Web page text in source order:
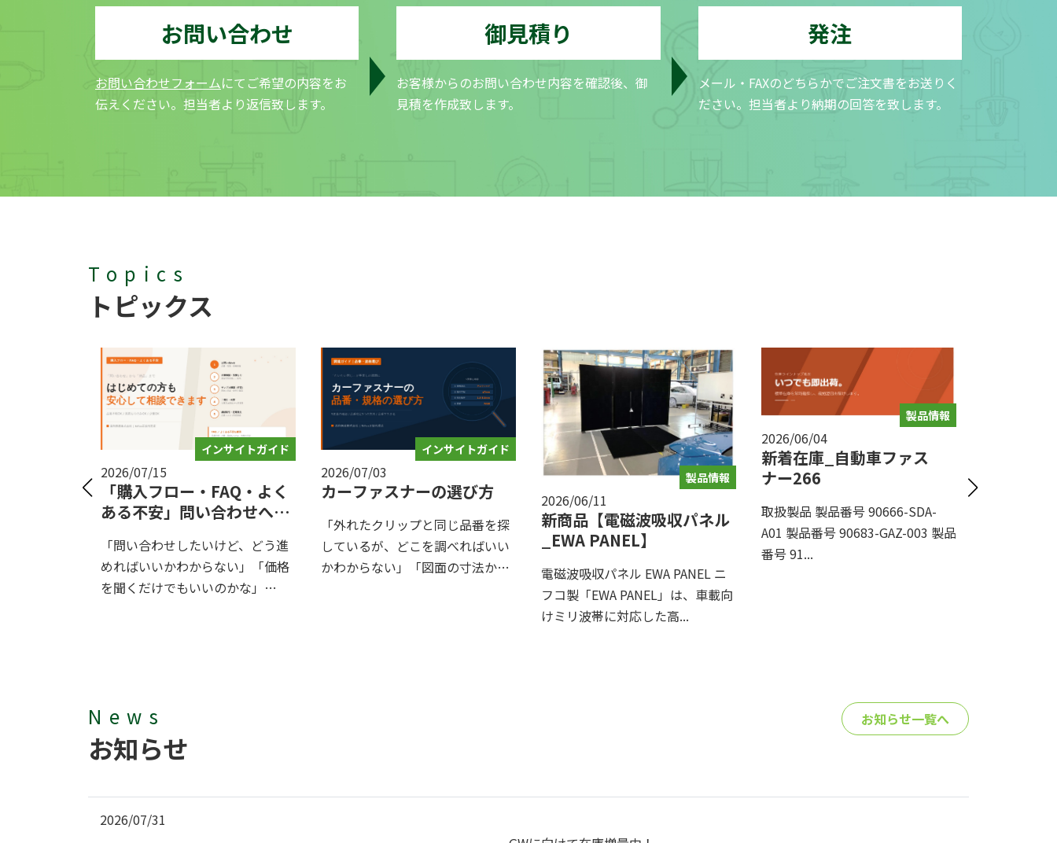
お問い合わせ
お問い合わせフォームにてご希望の内容をお
伝えください。担当者より返信致します。
御見積り
お客様からのお問い合わせ内容を確認後、御
見積を作成致します。
発注
メール・FAXのどちらかでご注文書をお送りく
ださい。担当者より納期の回答を致します。
Topics
トピックス
2026/07/15
「購入フロー・FAQ・よく
ある不安」問い合わせへの
「問い合わせしたいけど、どう進
めればいいかわからない」「価格
を聞くだけでもいいのかな」——
インサイトガイド
2026/07/03
カーファスナーの選び方
「外れたクリップと同じ品番を探
しているが、どこを調べればいい
かわからない」「図面の寸法から
インサイトガイド
2026/06/11
新商品【電磁波吸収パネル
_EWA PANEL】
電磁波吸収パネル EWA PANEL ニ
フコ製「EWA PANEL」は、車載向
けミリ波帯に対応した高...
製品情報
2026/06/04
新着在庫_自動車ファス
ナー266
取扱製品 製品番号 90666-SDA-
A01 製品番号 90683-GAZ-003 製品
番号 91...
製品情報
News
お知らせ
お知らせ一覧へ
2026/07/31